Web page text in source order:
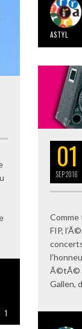
1
ASTYL
01
SEP2016
Comme
FIP,
Ã©tÃ©
Gallen,